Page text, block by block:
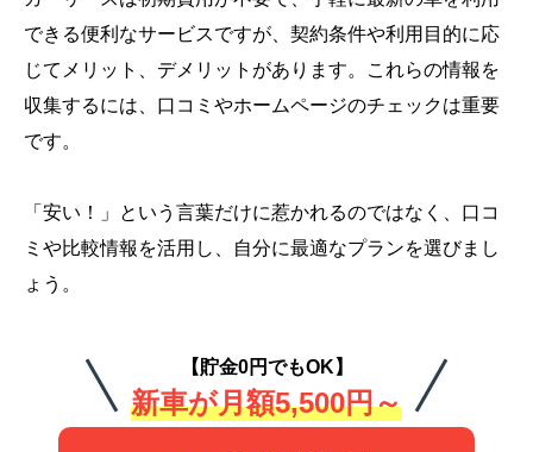
できる便利なサービスですが、契約条件や利用目的に応
じてメリット、デメリットがあります。これらの情報を
収集するには、口コミやホームページのチェックは重要
です。
「安い！」という言葉だけに惹かれるのではなく、口コ
ミや比較情報を活用し、自分に最適なプランを選びまし
ょう。
【貯金0円でもOK】
新車が月額5,500円～